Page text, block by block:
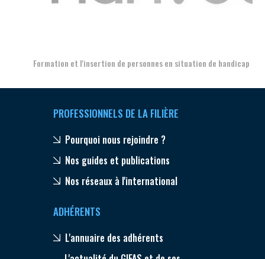
Formation et l'insertion de personnes en situation de handicap
PROFESSIONNELS DE LA FILIÈRE
Pourquoi nous rejoindre ?
Nos guides et publications
Nos réseaux à l'international
ADHÉRENTS
L'annuaire des adhérents